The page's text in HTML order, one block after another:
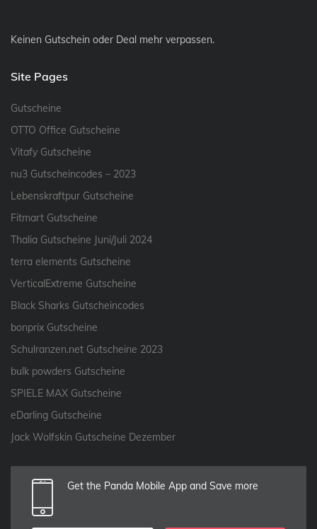
Keinen Gutschein oder Deal mehr verpassen.
Site Pages
Gutscheine
OTTO Office Gutscheine
Vitafy Gutscheine
nu3 Gutscheincodes – 2023
Lebenskraftpur Gutscheine
Fitmart Gutscheine
Thalia Gutscheine Juni/Juli 2024
terra elements Gutscheine
VerticalExtreme Gutscheine
Black Sharks Gutscheincodes
bonprix Gutscheine
Schulranzen.net Gutscheine 2023
bulk powders Gutscheine
SPIELE MAX Gutscheine
eDarling Gutscheine
Jack Wolfskin Gutscheine Dezember
Get the Panda Mobile App and Save more